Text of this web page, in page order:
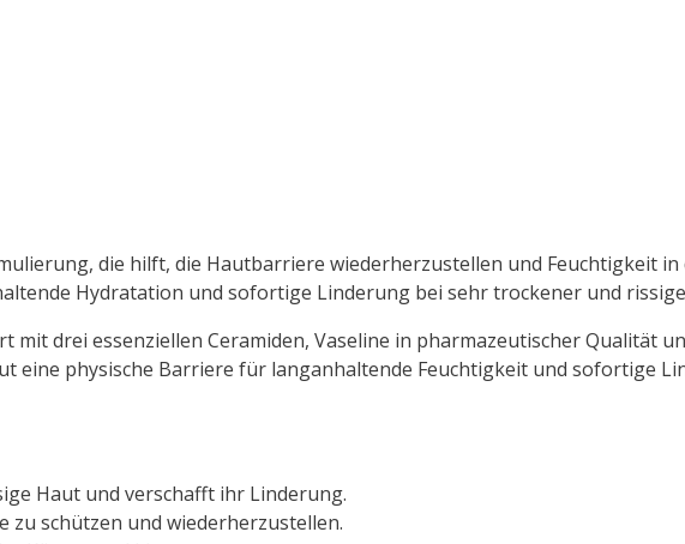
die hilft, die Hautbarriere wiederherzustellen und Feuchtigkeit
Hydratation und sofortige Linderung bei sehr trockener und
mit drei essenziellen Ceramiden, Vaseline in pharmazeutischer Qualität
eine physische Barriere für langanhaltende Feuchtigkeit und sofortige
Haut und verschafft ihr Linderung.
schützen und wiederherzustellen.